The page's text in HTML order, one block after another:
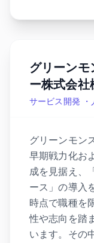
グリーンモ
ー株式会社
サービス開発 ・
グリーンモン
早期戦力化お
成を見据え、
ース」の導入
時点で職種を
性や志向を踏
います。その